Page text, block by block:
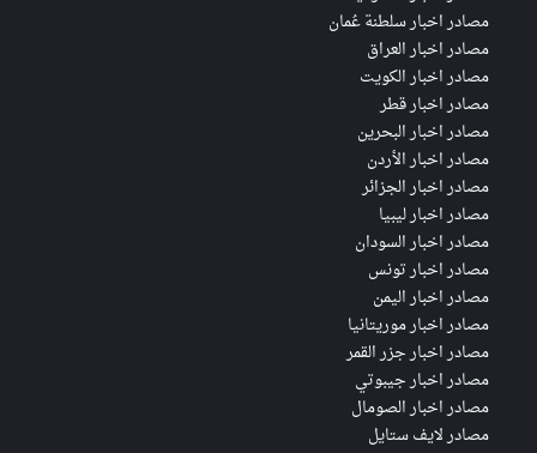
مصادر اخبار سلطنة عُمان
مصادر اخبار العراق
مصادر اخبار الكويت
مصادر اخبار قطر
مصادر اخبار البحرين
مصادر اخبار الأردن
مصادر اخبار الجزائر
مصادر اخبار ليبيا
مصادر اخبار السودان
مصادر اخبار تونس
مصادر اخبار اليمن
مصادر اخبار موريتانيا
مصادر اخبار جزر القمر
مصادر اخبار جيبوتي
مصادر اخبار الصومال
مصادر لايف ستايل